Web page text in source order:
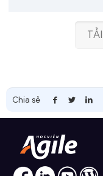
Chia sẻ